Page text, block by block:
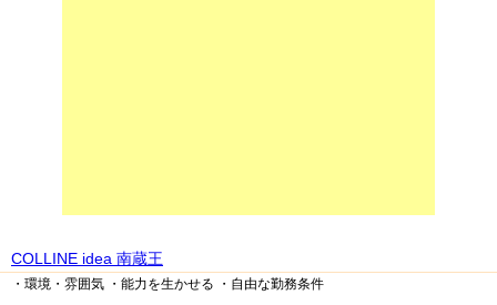
COLLINE idea 南蔵王
・環境・雰囲気 ・能力を生かせる ・自由な勤務条件